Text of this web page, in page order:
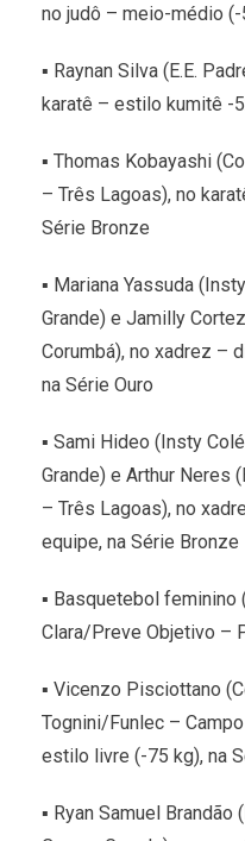
no judô – meio-médio
▪ Raynan Silva (E.E.
karatê – estilo kumitê -
▪ Thomas Kobayashi
– Três Lagoas), no
Série Bronze
▪ Mariana Yassuda
Grande) e Jamilly
Corumbá), no xadrez –
na Série Ouro
▪ Sami Hideo (Insty
Grande) e Arthur Neres
– Três Lagoas), no
equipe, na Série Bronze
▪ Basquetebol feminino
Clara/Preve Objetivo –
▪ Vicenzo Pisciottano
Tognini/Funlec –
estilo livre (-75 kg), na
▪ Ryan Samuel